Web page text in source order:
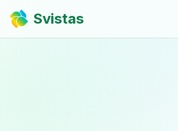
Svistas